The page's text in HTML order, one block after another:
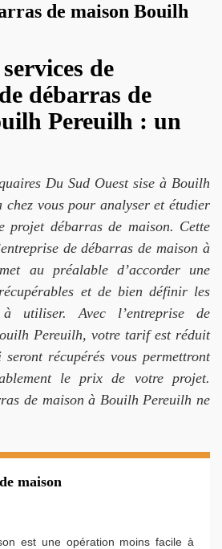
de maison Bouilh
de
débarras de
Pereuilh : un
Du Sud Ouest sise à Bouilh
chez vous pour analyser et étudier
projet débarras de maison. Cette
de débarras de maison à
au préalable d’accorder une
et de bien définir les
à utiliser. Avec l’entreprise de
Pereuilh, votre tarif est réduit
récupérés vous permettront
le prix de votre projet.
de maison à Bouilh Pereuilh ne
maison
est une opération moins facile à